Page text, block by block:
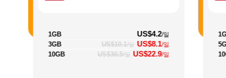
1GB US$4.2/일
3GB US$10.1/일 US$8.1/일
10GB US$30.5/일 US$22.9/일